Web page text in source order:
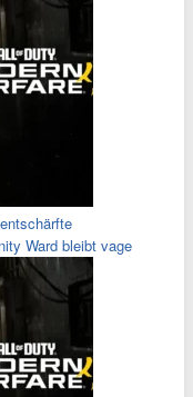
Ward bleibt vage